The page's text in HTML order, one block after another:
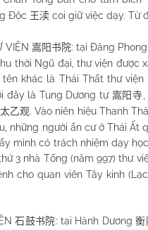
Độc 王渎 coi giữ việc dạy. Từ
VIỆN 嵩阳书院: tại Đăng Phong
Ngũ đại, thư viện được xây
tên khác là Thái Thất thư viện
đây là Tung Dương tự 嵩阳寺
太乙观. Vào niên hiệu Thanh
những người ẩn cư ở Thái
mình có trách nhiệm dạy
3 nhà Tống (năm 997) thư
cho quan viên Tây kinh
石鼓书院: tại Hành Dương衡